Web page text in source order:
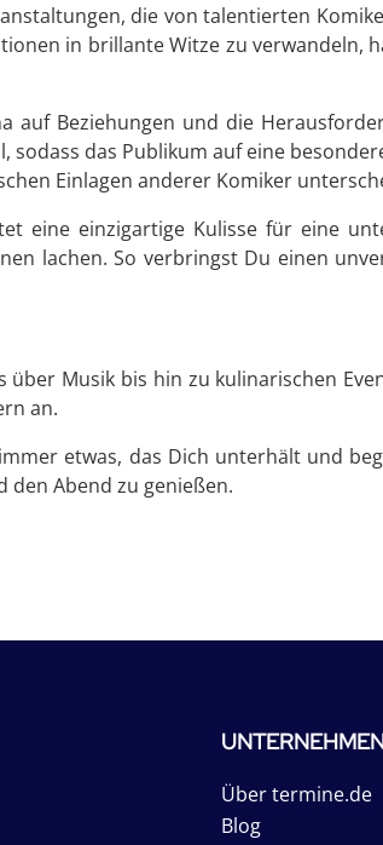
die von talentierten
in brillante Witze zu verwandeln,
auf Beziehungen und die
das Publikum auf eine
Einlagen anderer Komiker
eine einzigartige Kulisse für eine
lachen. So verbringst Du einen
Musik bis hin zu kulinarischen
an.
etwas, das Dich unterhält und
Abend zu genießen.
Über termine.de
Blog